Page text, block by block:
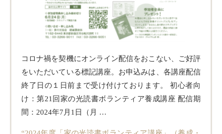
コロナ禍を契機にオンライン配信をおこない、ご好評
をいただいている標記講座。お申込みは、各講座配信
終了日の１日前まで受け付けております。 初心者向
け：第21回家の光読書ボランティア養成講座 配信期
間：2024年7月1日（月 …